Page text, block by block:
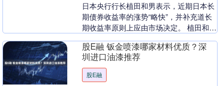
日本央行行长植田和男表示，近期日本长
期债券收益率的涨势“略快”，并补充道长
期收益率原则上应由市场决定。 植田和男
日本央行将灵....
股E融 钣金喷漆哪家材料优质？深
圳进口油漆推荐
股E融